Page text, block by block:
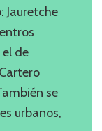
Jauretche
de
se
urbanos,